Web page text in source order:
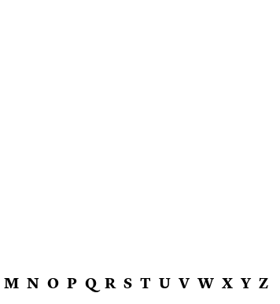
M N O P Q R S T U V W X Y Z